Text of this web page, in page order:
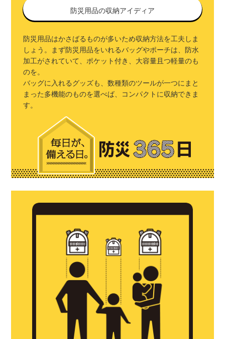
防災用品の収納アイディア
防災用品はかさばるものが多いため収納方法を工夫しま
しょう。まず防災用品をいれるバッグやポーチは、防水
加工がされていて、ポケット付き、大容量且つ軽量のも
のを。
バッグに入れるグッズも、数種類のツールが一つにまと
まった多機能のものを選べば、コンパクトに収納できま
す。